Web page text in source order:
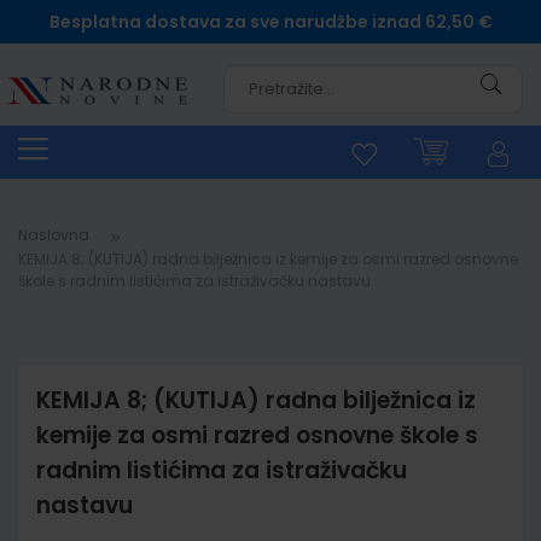
Besplatna dostava za sve narudžbe iznad 62,50 €
Naslovna
KEMIJA 8; (KUTIJA) radna bilježnica iz
kemije za osmi razred osnovne škole s
radnim listićima za istraživačku
nastavu